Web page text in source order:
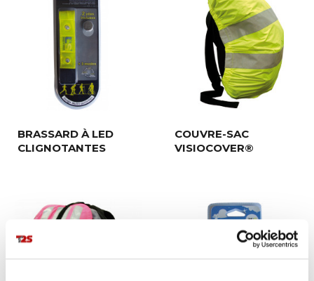
BRASSARD À LED
CLIGNOTANTES
COUVRE-SAC
VISIOCOVER®